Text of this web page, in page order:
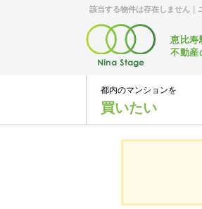
該当する物件は存在しません｜
恵比寿
不動産
都内のマンションを
買いたい